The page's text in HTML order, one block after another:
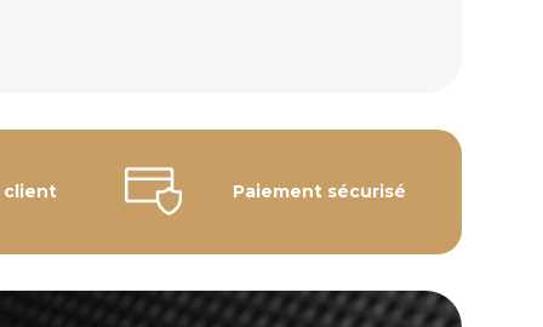
client Paiement sécurisé